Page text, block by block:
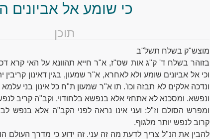
כי שומע אל אביונים
תוכן
מוצש"ק בשלח תשל"ב
בזוהר בשלח ד' ק"ג אות שס"ז, א"ר חייא תהוונא על האי קרא
וכי אל אביונים שומע ולא לאחרא, א"ר שמעון, בגין דאינון
ונדכה אלקים לא תבזה וכו'. תו א"ר שמעון ת"ח כל אינון בני
ונפשא. ומסכנא לא אתחזי אלא בנפשא בלחודוי, וקב"ה קריב
ומפרש הסולם וז"ל: ועני אינו נראה לפני הקב"ה אלא בנפש
קרוב לנפש יותר מלגוף.
להבין את הנ"ל צריך לדעת מה זה עני. זה ידוע כי מדרך העולם